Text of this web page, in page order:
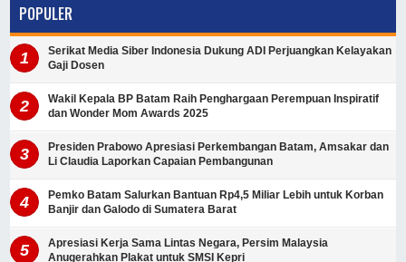
POPULER
Serikat Media Siber Indonesia Dukung ADI Perjuangkan Kelayakan
Gaji Dosen
Wakil Kepala BP Batam Raih Penghargaan Perempuan Inspiratif
dan Wonder Mom Awards 2025
Presiden Prabowo Apresiasi Perkembangan Batam, Amsakar dan
Li Claudia Laporkan Capaian Pembangunan
Pemko Batam Salurkan Bantuan Rp4,5 Miliar Lebih untuk Korban
Banjir dan Galodo di Sumatera Barat
Apresiasi Kerja Sama Lintas Negara, Persim Malaysia
Anugerahkan Plakat untuk SMSI Kepri